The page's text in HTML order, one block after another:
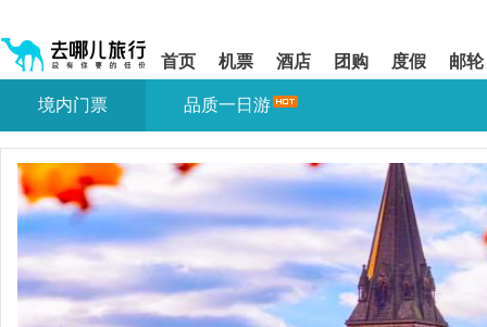
shift+enter
网
您
站
首页 机票 酒店 团购 度假 邮轮
您
站
境内门票 品质一日游